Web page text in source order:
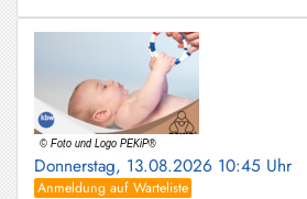
Donnerstag, 13.08.2026 10:45 Uhr
Anmeldung auf Warteliste